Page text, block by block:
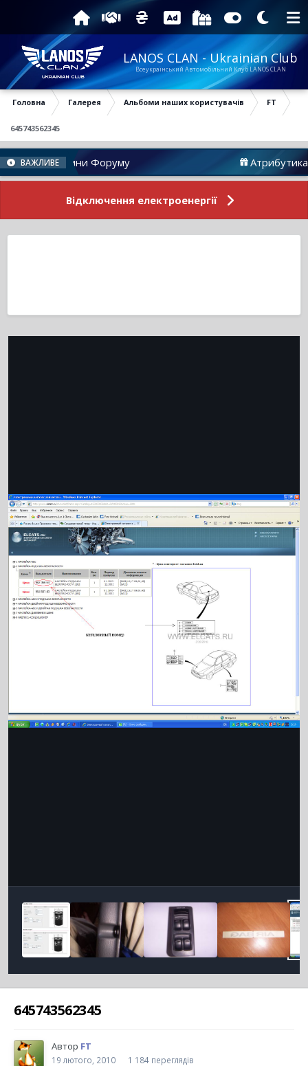
LANOS CLAN - Ukrainian Club
Всеукраїнський Автомобільний Клуб LANOS CLAN
Головна Галерея Альбоми наших користувачів FT
645743562345
ВАЖЛИВЕ
Новини Форуму Атрибутика
Відключення електроенергії
645743562345
Автор FT
19 лютого, 2010
1 184 переглядів